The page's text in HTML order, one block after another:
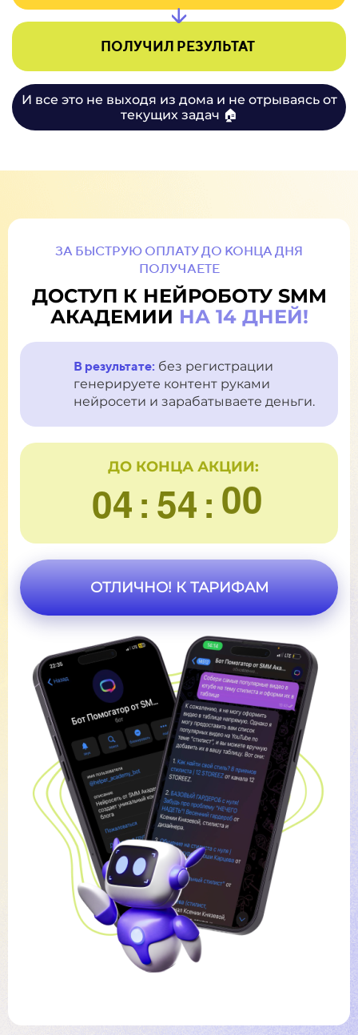
ПОЛУЧИЛ РЕЗУЛЬТАТ
И все это не выходя из дома и не отрываясь от
текущих задач 🏠
ЗА БЫСТРУЮ ОПЛАТУ ДО КОНЦА ДНЯ
ПОЛУЧАЕТЕ
ДОСТУП К НЕЙРОБОТУ SMM
АКАДЕМИИ НА 14 ДНЕЙ!
В результате: без регистрации
генерируете контент руками
нейросети и зарабатываете деньги.
ДО КОНЦА АКЦИИ:
00
01
02
03
04
05
06
07
08
09
10
11
12
13
14
15
16
17
18
:
40
41
42
43
44
45
46
47
48
49
50
51
52
53
54
55
56
57
58
59
:
46
47
48
49
50
51
52
53
54
55
56
57
58
59
ОТЛИЧНО! К ТАРИФАМ